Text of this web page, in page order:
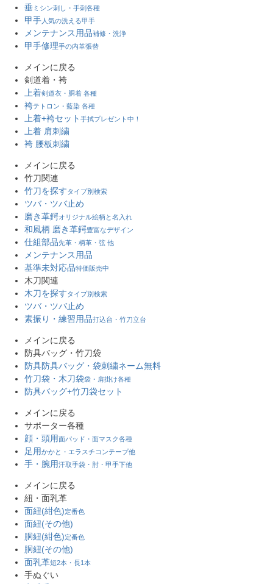
垂 ミシン刺し・手刺各種
甲手 人気の洗える甲手
メンテナンス用品補修・洗浄
甲手修理手の内革張替
メインに戻る
剣道着・袴
上着剣道衣・胴着 各種
袴テトロン・藍染 各種
上着+袴セット 手拭プレゼント中！
上着 肩刺繍
袴 腰板刺繍
メインに戻る
竹刀関連
竹刀を探すタイプ別検索
ツバ・ツバ止め
磨き革鍔オリジナル絵柄と名入れ
和風柄 磨き革鍔豊富なデザイン
仕組部品先革・柄革・弦 他
メンテナンス用品
基準未対応品特価販売中
木刀関連
木刀を探すタイプ別検索
ツバ・ツバ止め
素振り・練習用品打込台・竹刀立台
メインに戻る
防具バッグ・竹刀袋
防具防具バッグ・袋刺繍ネーム無料
竹刀袋・木刀袋袋・肩掛け各種
防具バッグ+竹刀袋セット
メインに戻る
サポーター各種
顔・頭用面パッド・面マスク各種
足用かかと・エラスチコンテープ他
手・腕用汗取手袋・肘・甲手下他
メインに戻る
紐・面乳革
面紐(紺色)定番色
面紐(その他)
胴紐(紺色)定番色
胴紐(その他)
面乳革短2本・長1本
手ぬぐい